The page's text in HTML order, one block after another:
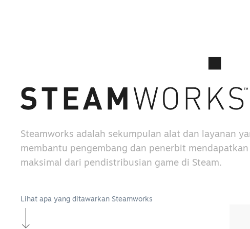
Steamworks adalah sekumpulan alat dan layanan
membantu pengembang dan penerbit mendapatkan
maksimal dari pendistribusian game di Steam.
Lihat apa yang ditawarkan Steamworks